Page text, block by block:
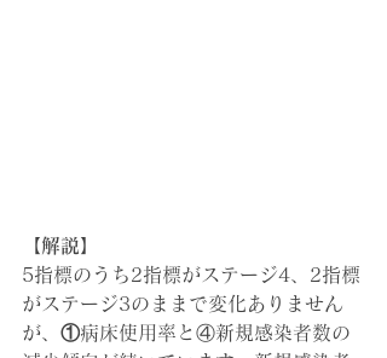
【解説】
5指標のうち2指標がステージ4、2指標
がステージ3のままで変化ありません
が、 ①病床使用率と④新規感染者数の